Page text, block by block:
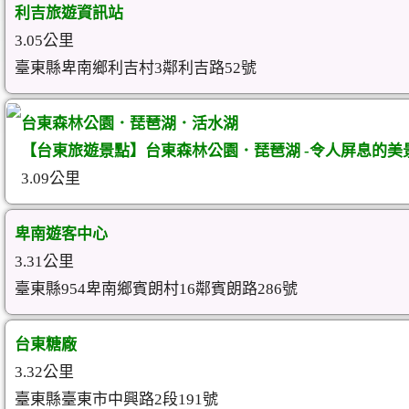
利吉旅遊資訊站
3.05公里
臺東縣卑南鄉利吉村3鄰利吉路52號
台東森林公園．琵琶湖．活水湖
【台東旅遊景點】台東森林公園．琵琶湖 -令人屏息的美
3.09公里
卑南遊客中心
3.31公里
臺東縣954卑南鄉賓朗村16鄰賓朗路286號
台東糖廠
3.32公里
臺東縣臺東市中興路2段191號